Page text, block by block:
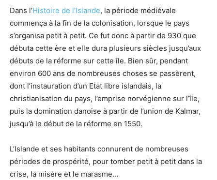
Dans l’Histoire de l’Islande, la période médiévale
commença à la fin de la colonisation, lorsque le pays
s’organisa petit à petit. Ce fut donc à partir de 930 que
débuta cette ère et elle dura plusieurs siècles jusqu’aux
débuts de la réforme sur cette île. Bien sûr, pendant
environ 600 ans de nombreuses choses se passèrent,
dont l’instauration d’un Etat libre islandais, la
christianisation du pays, l’emprise norvégienne sur l’île,
puis la domination danoise à partir de l’union de Kalmar,
jusqu’à le début de la réforme en 1550.
L’Islande et ses habitants connurent de nombreuses
périodes de prospérité, pour tomber petit à petit dans la
crise, la misère et le marasme…